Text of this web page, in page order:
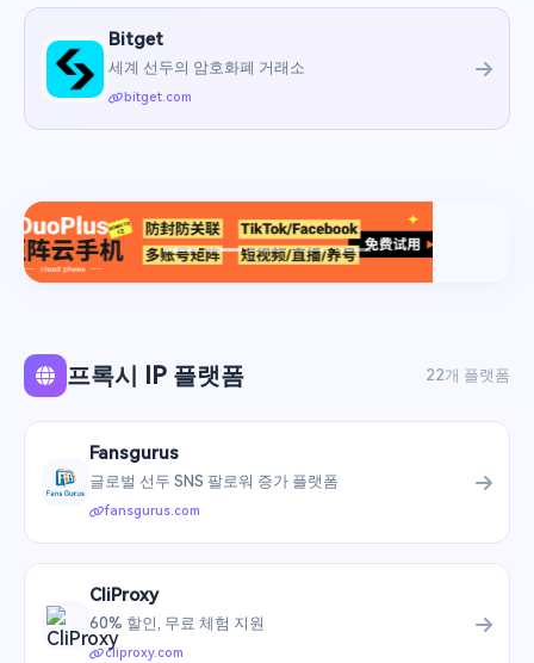
Bitget
세계 선두의 암호화폐 거래소
bitget.com
프록시 IP 플랫폼 22개 플랫폼
Fansgurus
글로벌 선두 SNS 팔로워 증가 플랫폼
fansgurus.com
CliProxy
60% 할인, 무료 체험 지원
cliproxy.com